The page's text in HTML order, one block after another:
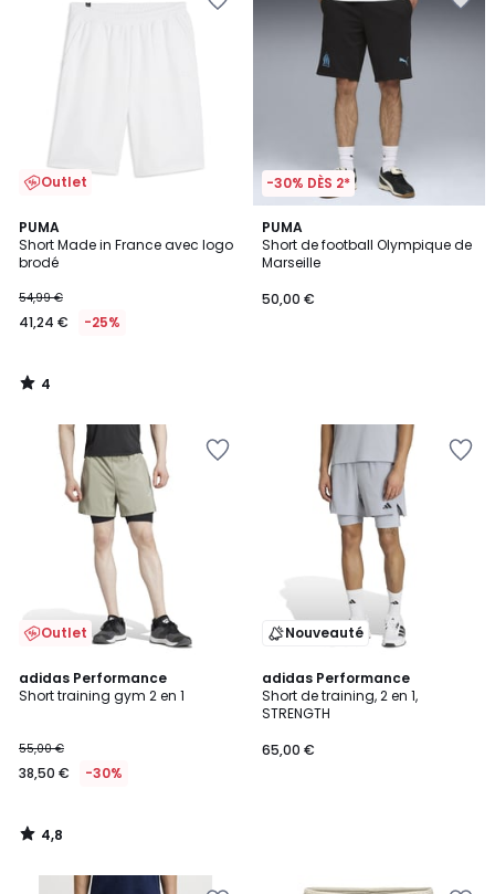
Outlet
PUMA
Short Made in France avec logo
brodé
54,99 €
41,24 € -25%
4
/
5
4
/
-30% DÈS 2*
PUMA
Short de football Olympique de
Marseille
50,00 €
Outlet
adidas Performance
Short training gym 2 en 1
55,00 €
38,50 € -30%
4,8
/ 5
4,8
/
Nouveauté
adidas Performance
Short de training, 2 en 1,
STRENGTH
65,00 €